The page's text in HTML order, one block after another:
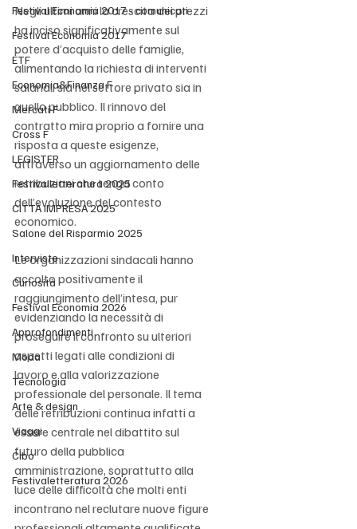
Festival Economia 2017 - comunicati
Festival Economia 2017
ETF
Economia&Finanza F
Mercati F
Cross F
LEGISTER
Festivalletteratura 2025
CITTÀ IMPRESA 2025
Salone del Risparmio 2025
Interviste
Curiosità
Festival Economia 2026
Approfondimenti
Moda
Tecnologia
Arte & design
Viaggi
Cibo
Festivaletteratura 2026
Negli ultimi anni la crescita dei prezzi
ha inciso significativamente sul
potere d’acquisto delle famiglie,
alimentando la richiesta di interventi
salariali sia nel settore privato sia in
quello pubblico. Il rinnovo del
contratto mira proprio a fornire una
risposta a queste esigenze,
attraverso un aggiornamento delle
retribuzioni che tenga conto
dell’evoluzione del contesto
economico.
Le organizzazioni sindacali hanno
accolto positivamente il
raggiungimento dell’intesa, pur
evidenziando la necessità di
proseguire il confronto su ulteriori
aspetti legati alle condizioni di
lavoro e alla valorizzazione
professionale del personale. Il tema
delle retribuzioni continua infatti a
essere centrale nel dibattito sul
futuro della pubblica
amministrazione, soprattutto alla
luce delle difficoltà che molti enti
incontrano nel reclutare nuove figure